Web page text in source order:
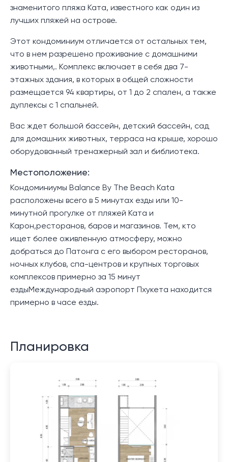
знаменитого пляжа Ката, известного как один из
лучших пляжей на острове.
Этот кондоминиум отличается от остальных тем,
что в нем разрешено проживание с домашними
животными,. Комплекс включает в себя два 7-
этажных здания, в которых в общей сложности
размещается 94 квартиры, от 1 до 2 спален, а также
дуплексы с 1 спальней.
Вас ждет большой бассейн, детский бассейн, сад
для домашних животных, терраса на крыше, хорошо
оборудованный тренажерный зал и библиотека.
Местоположение:
Кондоминиумы Balance By The Beach Kata
расположены всего в 5 минутах езды или 10-
минутной прогулке от пляжей Ката и
Карон,ресторанов, баров и магазинов. Тем, кто
ищет более оживленную атмосферу, можно
добраться до Патонга с его выбором ресторанов,
ночных клубов, спа-центров и крупных торговых
комплексов примерно за 15 минут
ездыМеждународный аэропорт Пхукета находится
примерно в часе езды.
Планировка